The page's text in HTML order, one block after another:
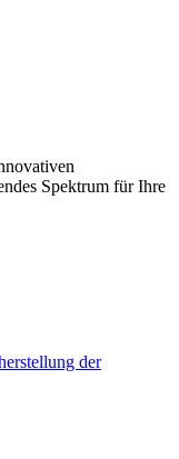
Spektrum für Ihre
der